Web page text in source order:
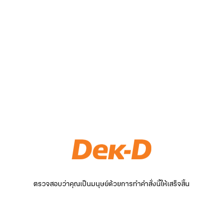
ตรวจสอบว่าคุณเป็นมนุษย์ด้วยการทำคำสั่งนี้ให้เสร็จสิ้น